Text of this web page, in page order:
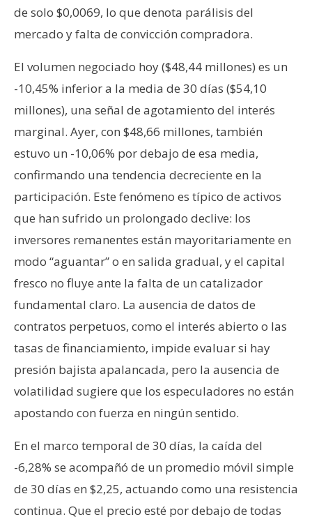
de solo $0,0069, lo que denota parálisis del
mercado y falta de convicción compradora.
El volumen negociado hoy ($48,44 millones) es un
-10,45% inferior a la media de 30 días ($54,10
millones), una señal de agotamiento del interés
marginal. Ayer, con $48,66 millones, también
estuvo un -10,06% por debajo de esa media,
confirmando una tendencia decreciente en la
participación. Este fenómeno es típico de activos
que han sufrido un prolongado declive: los
inversores remanentes están mayoritariamente en
modo “aguantar” o en salida gradual, y el capital
fresco no fluye ante la falta de un catalizador
fundamental claro. La ausencia de datos de
contratos perpetuos, como el interés abierto o las
tasas de financiamiento, impide evaluar si hay
presión bajista apalancada, pero la ausencia de
volatilidad sugiere que los especuladores no están
apostando con fuerza en ningún sentido.
En el marco temporal de 30 días, la caída del
-6,28% se acompañó de un promedio móvil simple
de 30 días en $2,25, actuando como una resistencia
continua. Que el precio esté por debajo de todas